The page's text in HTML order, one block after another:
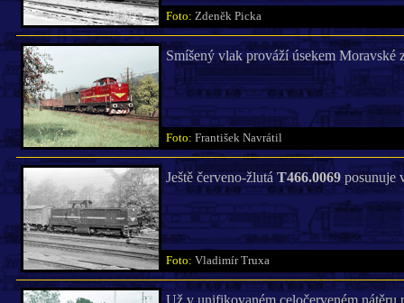
Foto: Zdeněk Picka
Smíšený vlak prováží úsekem
Foto: František Navrátil
Ještě červeno-žlutá T466.0069posunuje
Foto: Vladimír Truxa
Už v unifikovaném celočerveném nátěru